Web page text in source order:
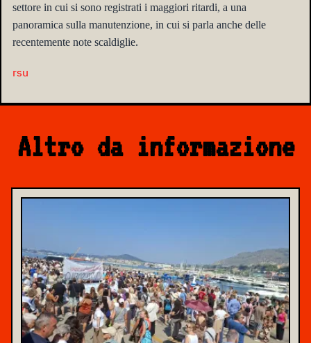
settore in cui si sono registrati i maggiori ritardi, a una
panoramica sulla manutenzione, in cui si parla anche delle
recentemente note scaldiglie.
rsu
Altro da informazione